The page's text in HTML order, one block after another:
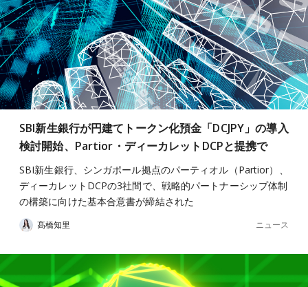
SBI新生銀行が円建てトークン化預金「DCJPY」の導入
検討開始、Partior・ディーカレットDCPと提携で
SBI新生銀行、シンガポール拠点のパーティオル（Partior）、
ディーカレットDCPの3社間で、戦略的パートナーシップ体制
の構築に向けた基本合意書が締結された
髙橋知里 ニュース